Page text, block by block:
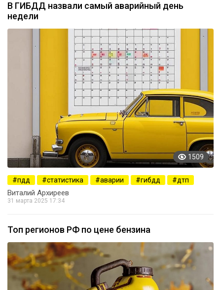
В ГИБДД назвали самый аварийный день
недели
1509
пдд статистика аварии гибдд дтп
Виталий Архиреев
31 марта 2025 17:34
Топ регионов РФ по цене бензина